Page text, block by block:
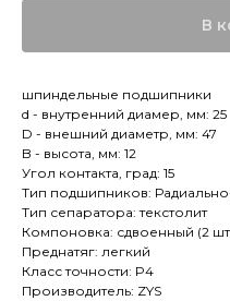
В
шпиндельные подшипники
d - внутренний диамер, мм: 25
D - внешний диаметр, мм: 47
B - высота, мм: 12
Угол контакта, град: 15
Тип подшипников:
Тип сепаратора: текстолит
Компоновка: сдвоенный (2
Преднатяг: легкий
Класс точности: P4
Производитель: ZYS